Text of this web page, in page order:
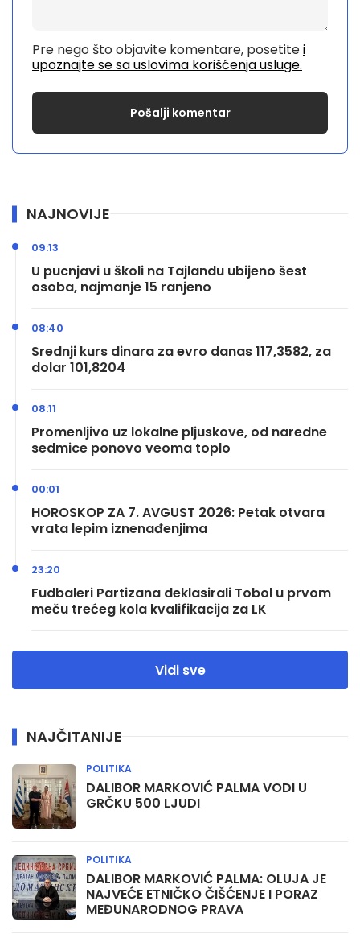
Pre nego što objavite komentare, posetitei
upoznajte se sa uslovima korišćenja usluge.
NAJNOVIJE
U pucnjavi u školi na Tajlandu ubijeno šest
osoba, najmanje 15 ranjeno
09:13
Srednji kurs dinara za evro danas 117,3582, za
dolar 101,8204
08:40
Promenljivo uz lokalne pljuskove, od naredne
sedmice ponovo veoma toplo
08:11
HOROSKOP ZA 7. AVGUST 2026: Petak otvara
vrata lepim iznenađenjima
00:01
Fudbaleri Partizana deklasirali Tobol u prvom
meču trećeg kola kvalifikacija za LK
23:20
Vidi sve
NAJČITANIJE
DALIBOR MARKOVIĆ PALMA VODI U
GRČKU 500 LJUDI
POLITIKA
DALIBOR MARKOVIĆ PALMA: OLUJA JE
NAJVEĆE ETNIČKO ČIŠĆENJE I PORAZ
MEĐUNARODNOG PRAVA
POLITIKA